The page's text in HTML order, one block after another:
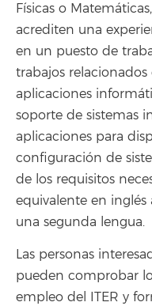
Físicas o
acrediten una
en un puesto de
trabajos
aplicaciones
soporte de sistemas
aplicaciones para
configuración de
de los requisitos
equivalente en
una segunda lengua.
Las personas
pueden comprobar
empleo del ITER y